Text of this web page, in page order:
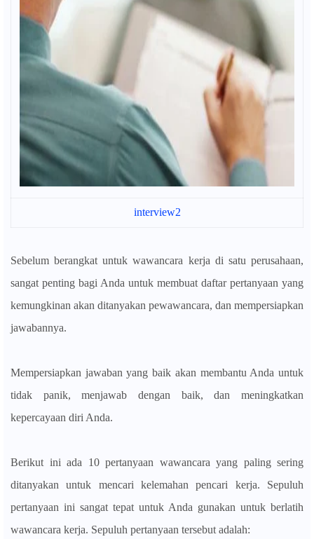
interview2
Sebelum berangkat untuk wawancara kerja di satu perusahaan,
sangat penting bagi Anda untuk membuat daftar pertanyaan yang
kemungkinan akan ditanyakan pewawancara, dan mempersiapkan
jawabannya.
Mempersiapkan jawaban yang baik akan membantu Anda untuk
tidak panik, menjawab dengan baik, dan meningkatkan
kepercayaan diri Anda.
Berikut ini ada 10 pertanyaan wawancara yang paling sering
ditanyakan untuk mencari kelemahan pencari kerja. Sepuluh
pertanyaan ini sangat tepat untuk Anda gunakan untuk berlatih
wawancara kerja. Sepuluh pertanyaan tersebut adalah: